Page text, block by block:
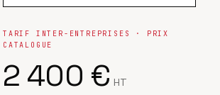
TARIF INTER-ENTREPRISES · PRIX
CATALOGUE
2 400 € HT